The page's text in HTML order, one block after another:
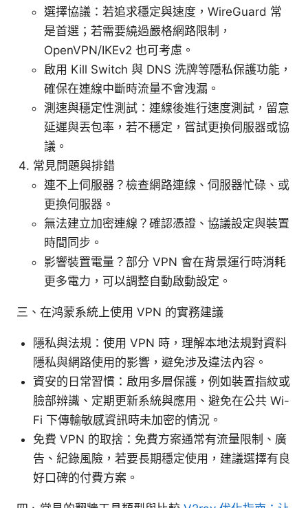
選擇協議：若追求穩定與速度，WireGuard 常
是首選；若需要繞過嚴格網路限制，
OpenVPN/IKEv2 也可考慮。
啟用 Kill Switch 與 DNS 洗牌等隱私保護功能，
確保在連線中斷時流量不會洩漏。
測速與穩定性測試：連線後進行速度測試，留意
延遲與丟包率，若不穩定，嘗試更換伺服器或協
議。
常見問題與排錯
連不上伺服器？檢查網路連線、伺服器忙碌、或
更換伺服器。
無法建立加密連線？確認憑證、協議設定與裝置
時間同步。
影響裝置電量？部分 VPN 會在背景運行時消耗
更多電力，可以調整自動啟動設定。
三、在鸿蒙系統上使用 VPN 的實務建議
隱私與法規：使用 VPN 時，理解本地法規對資料
隱私與網路使用的影響，避免涉及違法內容。
資安的日常習慣：啟用多層保護，例如裝置指紋或
臉部辨識、定期更新系統與應用、避免在公共 Wi-
Fi 下傳輸敏感資訊時未加密的情況。
免費 VPN 的取捨：免費方案通常有流量限制、廣
告、紀錄風險，若要長期穩定使用，建議選擇有良
好口碑的付費方案。